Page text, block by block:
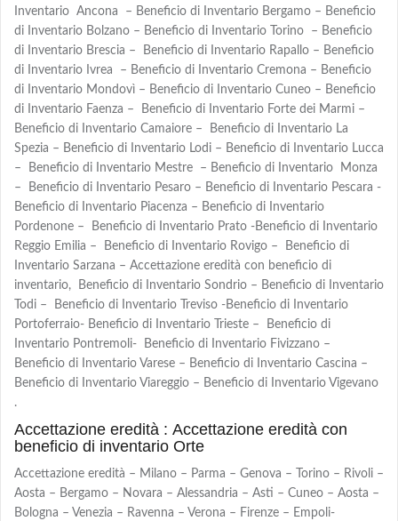
Inventario Ancona – Beneficio di Inventario Bergamo – Beneficio
di Inventario Bolzano – Beneficio di Inventario Torino – Beneficio
di Inventario Brescia – Beneficio di Inventario Rapallo – Beneficio
di Inventario Ivrea – Beneficio di Inventario Cremona – Beneficio
di Inventario Mondovì – Beneficio di Inventario Cuneo – Beneficio
di Inventario Faenza – Beneficio di Inventario Forte dei Marmi –
Beneficio di Inventario Camaiore – Beneficio di Inventario La
Spezia – Beneficio di Inventario Lodi – Beneficio di Inventario Lucca
– Beneficio di Inventario Mestre – Beneficio di Inventario Monza
– Beneficio di Inventario Pesaro – Beneficio di Inventario Pescara -
Beneficio di Inventario Piacenza – Beneficio di Inventario
Pordenone – Beneficio di Inventario Prato -Beneficio di Inventario
Reggio Emilia – Beneficio di Inventario Rovigo – Beneficio di
Inventario Sarzana – Accettazione eredità con beneficio di
inventario, Beneficio di Inventario Sondrio – Beneficio di Inventario
Todi – Beneficio di Inventario Treviso -Beneficio di Inventario
Portoferraio- Beneficio di Inventario Trieste – Beneficio di
Inventario Pontremoli- Beneficio di Inventario Fivizzano –
Beneficio di Inventario Varese – Beneficio di Inventario Cascina –
Beneficio di Inventario Viareggio – Beneficio di Inventario Vigevano
.
Accettazione eredità : Accettazione eredità con
beneficio di inventario Orte
Accettazione eredità – Milano – Parma – Genova – Torino – Rivoli –
Aosta – Bergamo – Novara – Alessandria – Asti – Cuneo – Aosta –
Bologna – Venezia – Ravenna – Verona – Firenze – Empoli-